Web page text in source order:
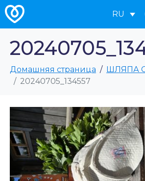
RU
Домашняя страница
ШЛЯПА
20240705_134557